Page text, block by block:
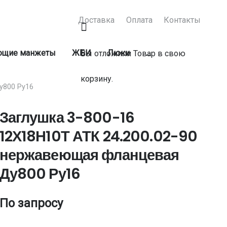
Доставка Оплата Контакты
манжеты ЖБИ Люки …
Вы отложилиТовар в свою
корзину.
Ру16
Заглушка 3-800-16
12Х18Н10Т АТК 24.200.02-90
нержавеющая фланцевая
Ду800 Ру16
По запросу